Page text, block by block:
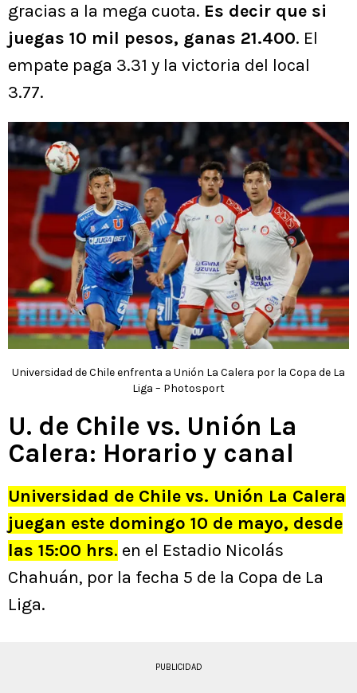
gracias a la mega cuota. Es decir que si
juegas 10 mil pesos, ganas 21.400. El
empate paga 3.31 y la victoria del local
3.77.
Universidad de Chile enfrenta a Unión La Calera por la Copa de La
Liga – Photosport
U. de Chile vs. Unión La
Calera: Horario y canal
Universidad de Chile vs. Unión La Calera
juegan este domingo 10 de mayo, desde
las 15:00 hrs. en el Estadio Nicolás
Chahuán, por la fecha 5 de la Copa de La
Liga.
PUBLICIDAD